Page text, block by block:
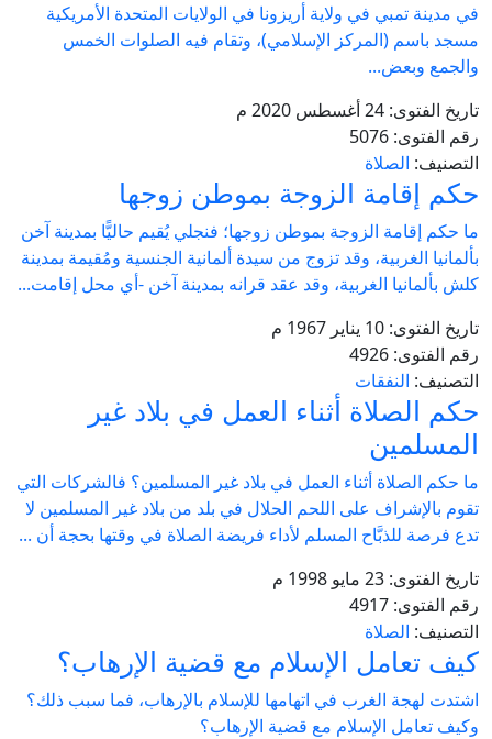
في مدينة تمبي في ولاية أريزونا في الولايات المتحدة الأمريكية
مسجد باسم (المركز الإسلامي)، وتقام فيه الصلوات الخمس
والجمع وبعض...
تاريخ الفتوى:
رقم الفتوى:
التصنيف: الصلاة
حكم إقامة الزوجة بموطن زوجها
ما حكم إقامة الزوجة بموطن زوجها؛ فنجلي يُقيم حاليًّا بمدينة آخن
بألمانيا الغربية، وقد تزوج من سيدة ألمانية الجنسية ومُقيمة بمدينة
كلش بألمانيا الغربية، وقد عقد قرانه بمدينة آخن -أي محل إقامت...
تاريخ الفتوى:
رقم الفتوى:
التصنيف: النفقات
حكم الصلاة أثناء العمل في بلاد غير
المسلمين
ما حكم الصلاة أثناء العمل في بلاد غير المسلمين؟ فالشركات التي
تقوم بالإشراف على اللحم الحلال في بلد من بلاد غير المسلمين لا
تدع فرصة للذبَّاح المسلم لأداء فريضة الصلاة في وقتها بحجة أن ...
تاريخ الفتوى:
رقم الفتوى:
التصنيف: الصلاة
كيف تعامل الإسلام مع قضية الإرهاب؟
اشتدت لهجة الغرب في اتهامها للإسلام بالإرهاب، فما سبب ذلك؟
وكيف تعامل الإسلام مع قضية الإرهاب؟